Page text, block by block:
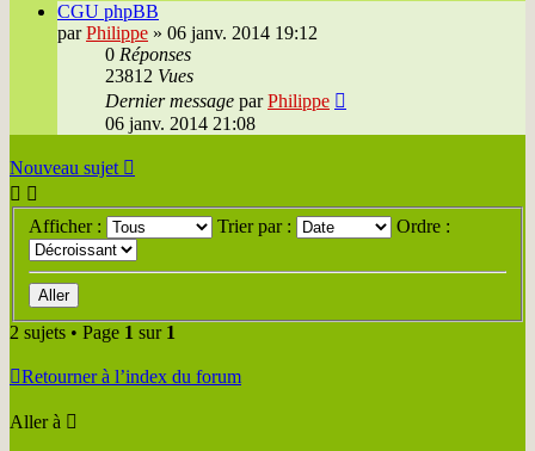
CGU phpBB
parPhilippe » 06 janv. 2014 19:12
0 Réponses
23812 Vues
Dernier message parPhilippe
06 janv. 2014 21:08
Nouveau sujet
Afficher : Trier par : Ordre :
2 sujets • Page 1 sur 1
Retourner à l’index du forum
Aller à